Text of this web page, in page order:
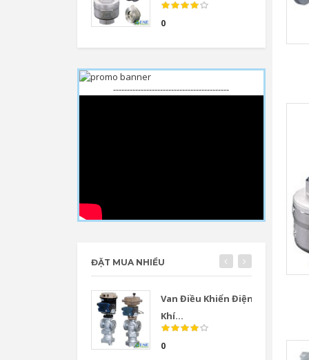
0
------------------------------------------
ĐẶT MUA NHIỀU
Van Điều Khiển Điện
Khí...
0